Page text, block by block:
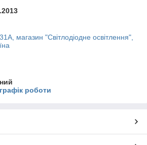
магазин "Світлодіодне освітлення",
роботи